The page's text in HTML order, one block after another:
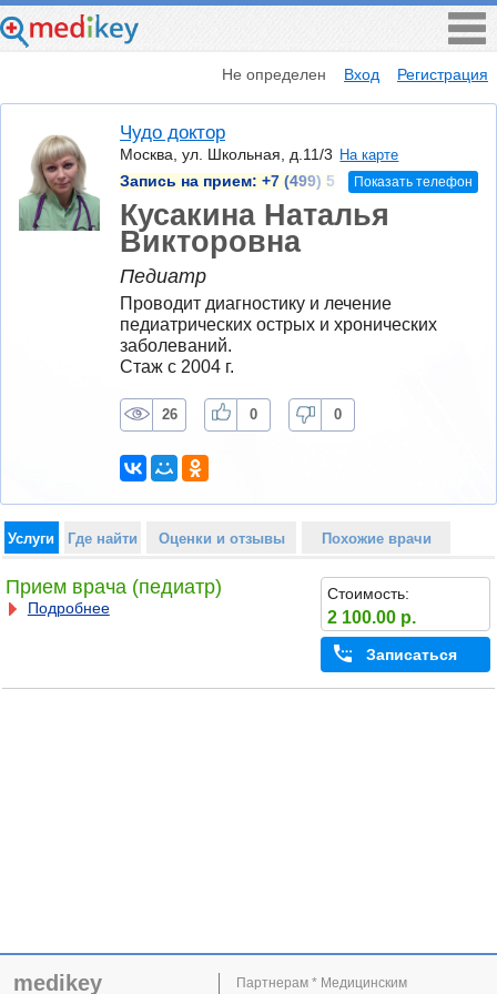
Не определен Вход Регистрация
Чудо доктор
Москва, ул. Школьная, д.11/3 На карте
Запись на прием: +7 (499) 5 Показать телефон
Кусакина Наталья
Викторовна
Педиатр
Проводит диагностику и лечение
педиатрических острых и хронических
заболеваний.
Стаж с 2004 г.
26 0 0
Услуги Где найти Оценки и отзывы Похожие врачи
Прием врача (педиатр)
Подробнее
Стоимость:
2 100.00 р.
Записаться
medikey
Партнерам * Медицинским